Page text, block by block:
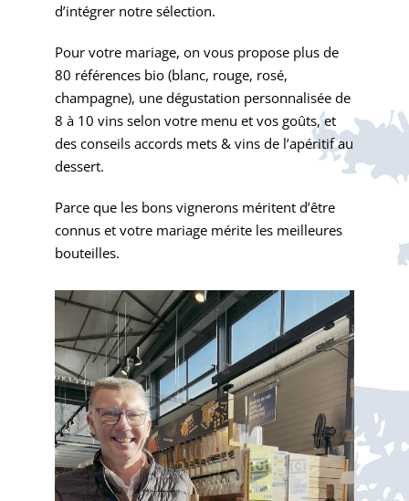
d’intégrer notre sélection.
Pour votre mariage, on vous propose plus de
80 références bio (blanc, rouge, rosé,
champagne), une dégustation personnalisée de
8 à 10 vins selon votre menu et vos goûts, et
des conseils accords mets & vins de l’apéritif au
dessert.
Parce que les bons vignerons méritent d’être
connus et votre mariage mérite les meilleures
bouteilles.